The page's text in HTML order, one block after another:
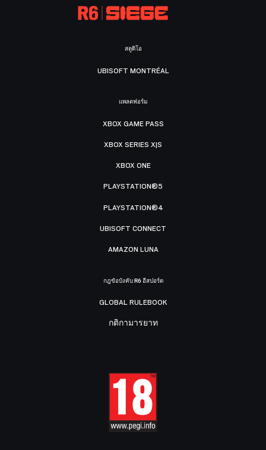
สตูดิโอ
UBISOFT MONTRÉAL
แพลตฟอร์ม
XBOX GAME PASS
XBOX SERIES X|S
XBOX ONE
PLAYSTATION®5
PLAYSTATION®4
UBISOFT CONNECT
AMAZON LUNA
กฎข้อบังคับ R6 อีสปอร์ต
GLOBAL RULEBOOK
กติกามารยาท